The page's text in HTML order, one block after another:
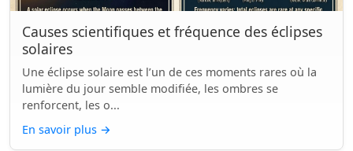
Causes scientifiques et fréquence des éclipses
solaires
Une éclipse solaire est l’un de ces moments rares où la
lumière du jour semble modifiée, les ombres se
renforcent, les o...
En savoir plus →